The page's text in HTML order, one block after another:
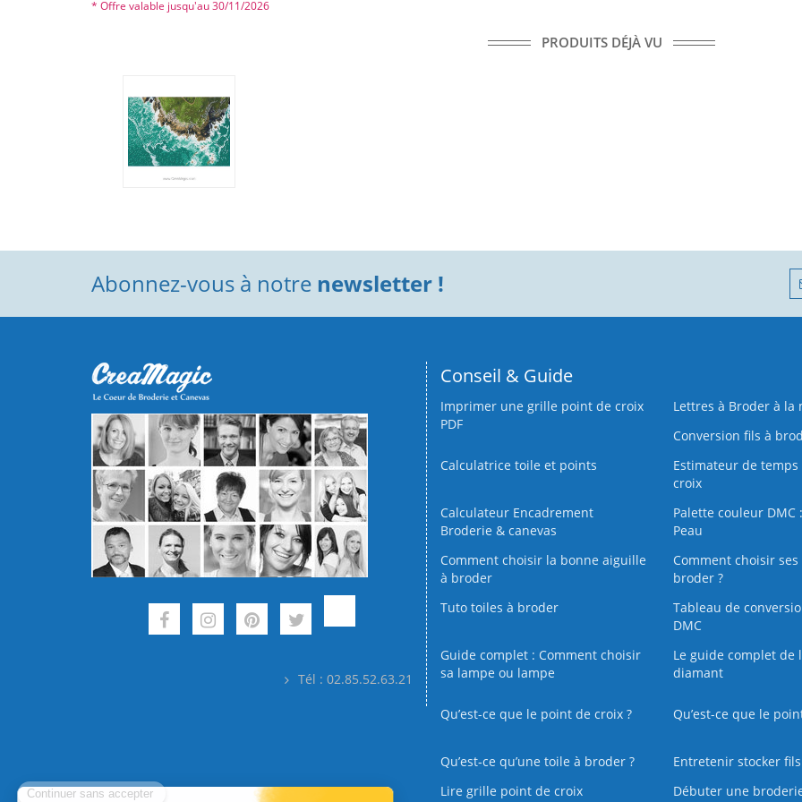
* Offre valable jusqu'au 30/11/2026
PRODUITS DÉJÀ VU
Abonnez-vous à notre newsletter !
Tél : 02.85.52.63.21
Conseil & Guide
Imprimer une grille point de croix
PDF
Lettres à Broder à la
Conversion fils à
Calculatrice toile et points
Estimateur de temps
croix
Calculateur Encadrement
Broderie & canevas
Palette couleur DMC
Peau
Comment choisir la bonne aiguille
à broder
Comment choisir ses
broder ?
Tuto toiles à broder
Tableau de
DMC
Guide complet : Comment choisir
sa lampe ou lampe
Le guide complet de
diamant
Qu’est-ce que le point de croix ? Qu’est-ce que le
Qu’est‑ce qu’une toile à broder ?
Entretenir stocker
Lire grille point de croix
Débuter une